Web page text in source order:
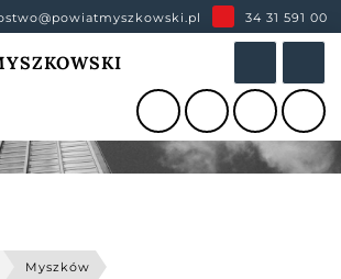
34 31 591 00
Myszków